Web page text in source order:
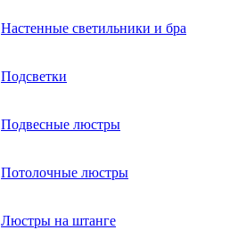
Настенные светильники и бра
Подсветки
Подвесные люстры
Потолочные люстры
Люстры на штанге